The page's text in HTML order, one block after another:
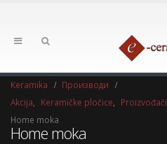
Keramika
Производи
Akcija
Keramičke pločice Proizvođači
Home moka
Home moka